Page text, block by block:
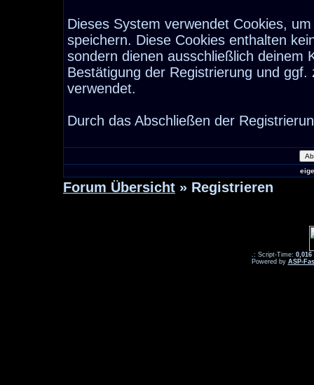
Dieses System verwendet Cookies,
speichern. Diese Cookies enthalten
sondern dienen ausschließlich deinem
Bestätigung der Registrierung und
verwendet.
Durch das Abschließen der
Forum Übersicht » Registrieren
.: Script-Time: 0,016
Powered by ASP-